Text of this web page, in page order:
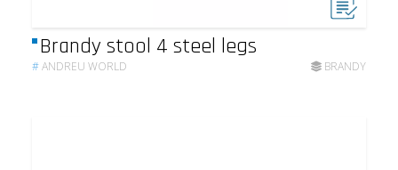
Brandy stool 4 steel legs
#ANDREU WORLD BRANDY